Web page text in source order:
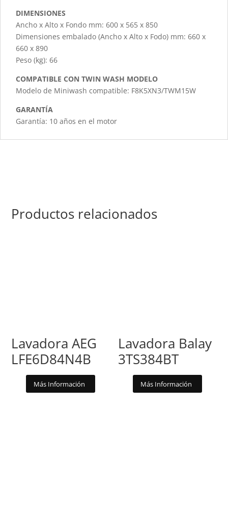
DIMENSIONES
Ancho x Alto x Fondo mm: 600 x 565 x 850
Dimensiones embalado (Ancho x Alto x Fodo) mm: 660 x
660 x 890
Peso (kg): 66
COMPATIBLE CON TWIN WASH MODELO
Modelo de Miniwash compatible: F8K5XN3/TWM15W
GARANTÍA
Garantía: 10 años en el motor
Productos relacionados
Lavadora AEG
LFE6D84N4B
Más Información
Lavadora Balay
3TS384BT
Más Información